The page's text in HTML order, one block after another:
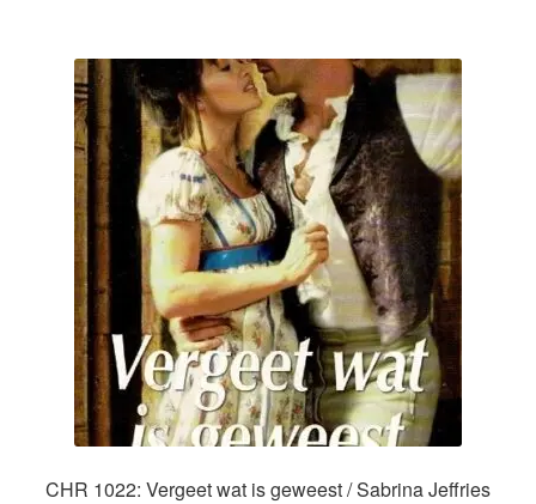
CHR 1022: Vergeet wat is geweest / Sabrina Jeffries